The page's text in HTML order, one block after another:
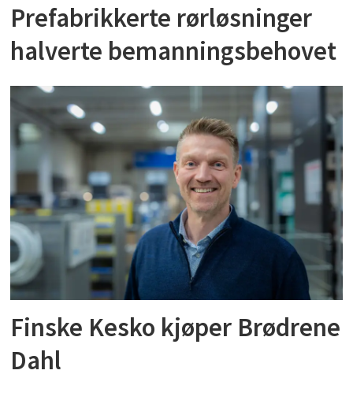
Prefabrikkerte rørløsninger
halverte bemanningsbehovet
Finske Kesko kjøper Brødrene
Dahl